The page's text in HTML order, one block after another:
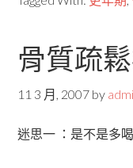
骨質疏
11 3 月, 2007 by
迷思一 ：是不是多